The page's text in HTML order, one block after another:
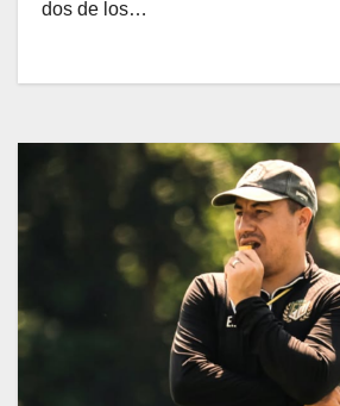
dos de los…